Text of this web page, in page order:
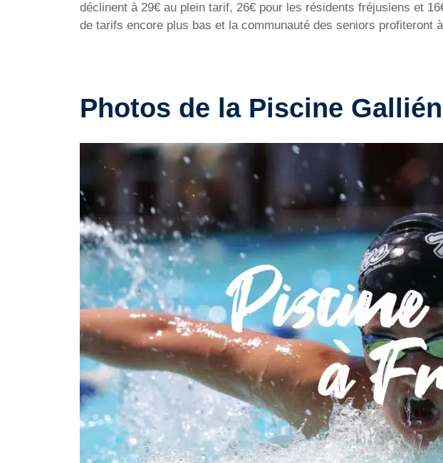
déclinent à 29€ au plein tarif, 26€ pour les résidents fréjusiens et
de tarifs encore plus bas et la communauté des seniors profiteront
Photos de la Piscine